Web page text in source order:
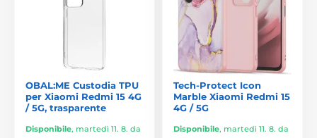
OBAL:ME Custodia TPU
per Xiaomi Redmi 15 4G
/ 5G, trasparente
Disponibile, martedì 11. 8. da
Tech-Protect Icon
Marble Xiaomi Redmi 15
4G / 5G
Disponibile, martedì 11. 8. da